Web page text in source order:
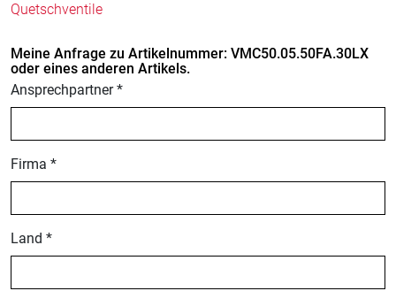
Quetschventile
Meine Anfrage zu Artikelnummer: VMC50.05.50FA.30LX
oder eines anderen Artikels.
Ansprechpartner *
Firma *
Land *